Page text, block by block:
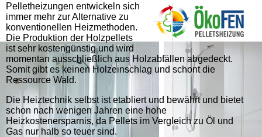
Pelletheizungen entwickeln sich
immer mehr zur Alternative zu
konventionellen Heizmethoden.
Die Produktion der Holzpellets
ist sehr kostengünstig und wird
momentan ausschließlich aus Holzabfällen abgedeckt.
Somit gibt es keinen Holzeinschlag und schont die
Ressource Wald.
Die Heiztechnik selbst ist etabliert und bewährt und bietet
schon nach wenigen Jahren eine hohe
Heizkostenersparnis, da Pellets im Vergleich zu Öl und
Gas nur halb so teuer sind.